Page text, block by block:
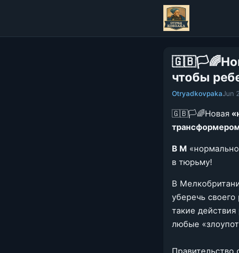
чтобы
OtryadkovpakaJun
🇬🇧🏳️🌈Новая
В М
в тюрьму!
В
уберечь
такие
любые